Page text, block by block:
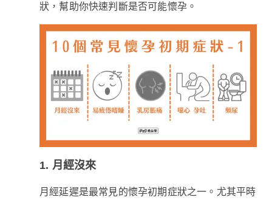
狀，幫助你快速判斷是否可能懷孕。
1. 月經沒來
月經延遲是最常見的懷孕初期症狀之一。尤其平時